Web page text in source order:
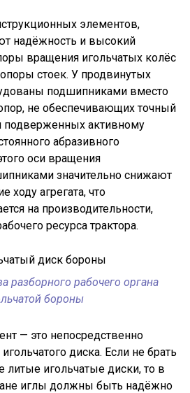
элементов,
надёжность и высокий
вращения игольчатых колёс
стоек. У продвинутых
подшипниками вместо
не обеспечивающих точный
подверженных активному
абразивного
оси вращения
значительно снижают
ходу агрегата, что
на производительности,
ресурса трактора.
разборного рабочего органа
бороны
— это непосредственно
диска. Если не брать
игольчатые диски, то в
иглы должны быть надёжно